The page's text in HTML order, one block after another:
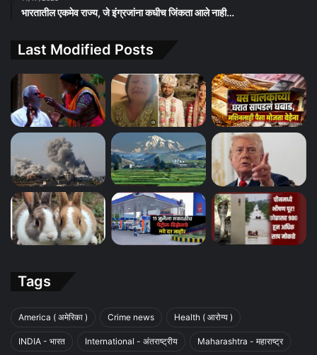
भारतातील एकमेव राज्य, जे इंग्रजांना कधीच जिंकता आले नाही…
Last Modified Posts
Tags
America ( अमेरिका ) Crime news Health ( आरोग्य )
INDIA - भारत International - अंतराष्ट्रीय Maharashtra - महाराष्ट्र